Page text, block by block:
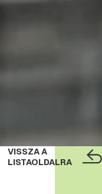
VISSZA A
LISTAOLDALRA